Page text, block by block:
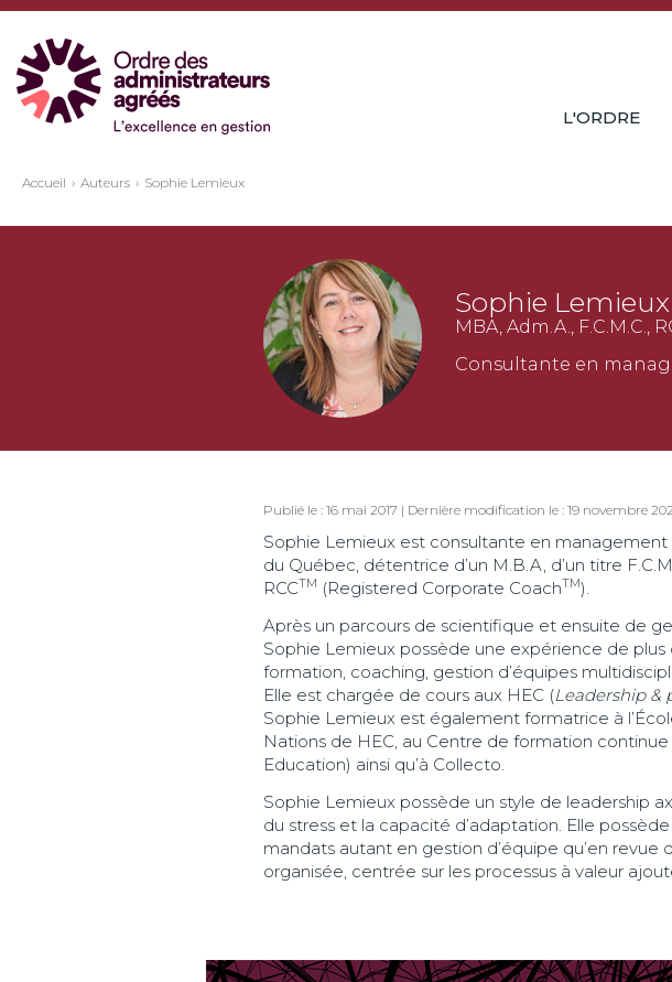
L'ORDRE
Accueil Auteurs Sophie Lemieux
Sophie Lemieux
MBA, Adm.A., F.C.M.C.,
Consultante en
Publié le : 16 mai 2017 | Dernière modification le : 19 novembre
Sophie Lemieux est consultante en management
du Québec, détentrice d’un M.B.A, d’un titre
RCCTM (Registered Corporate CoachTM).
Après un parcours de scientifique et ensuite de
Sophie Lemieux possède une expérience de
formation, coaching, gestion d’équipes
Elle est chargée de cours aux HEC (Leadership &
Sophie Lemieux est également formatrice à
Nations de HEC, au Centre de formation
Education) ainsi qu’à Collecto.
Sophie Lemieux possède un style de leadership
du stress et la capacité d’adaptation. Elle
mandats autant en gestion d’équipe qu’en
organisée, centrée sur les processus à valeur